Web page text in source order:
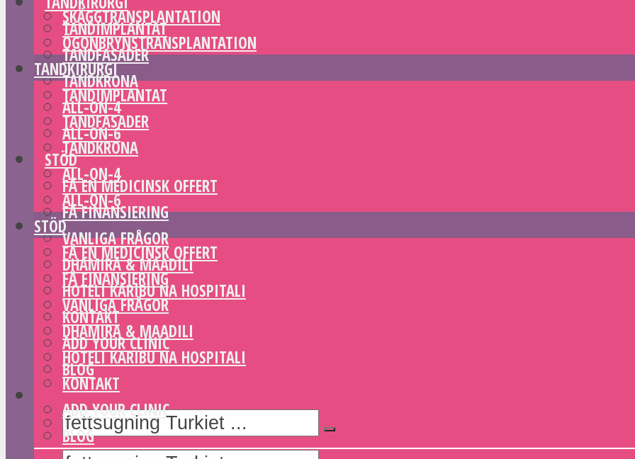
TANDIMPLANTAT
TANDFASADER
TANDKRONA
ALL-ON-4
ALL-ON-6
STÖD
FÅ EN MEDICINSK OFFERT
FÅ FINANSIERING
VANLIGA FRÅGOR
DHAMIRA & MAADILI
HOTELI KARIBU NA HOSPITALI
KONTAKT
ADD YOUR CLINIC
BLOG
SKÄGGTRANSPLANTATION
ÖGONBRYNSTRANSPLANTATION
TANDKIRURGI
TANDIMPLANTAT
TANDFASADER
TANDKRONA
ALL-ON-4
ALL-ON-6
STÖD
FÅ EN MEDICINSK OFFERT
FÅ FINANSIERING
VANLIGA FRÅGOR
DHAMIRA & MAADILI
HOTELI KARIBU NA HOSPITALI
KONTAKT
ADD YOUR CLINIC
BLOG